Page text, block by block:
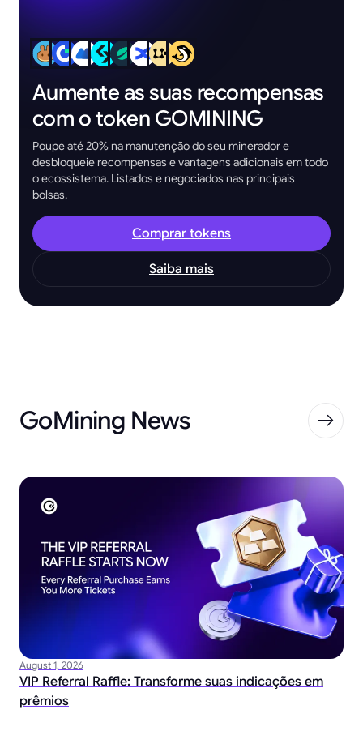
Aumente as suas recompensas
com o token GOMINING
Poupe até 20% na manutenção do seu minerador e
desbloqueie recompensas e vantagens adicionais em todo
o ecossistema. Listados e negociados nas principais
bolsas.
Comprar tokens
Saiba mais
GoMining News
VIP Referral Raffle: Transforme suas indicações em
prêmios
August 1, 2026